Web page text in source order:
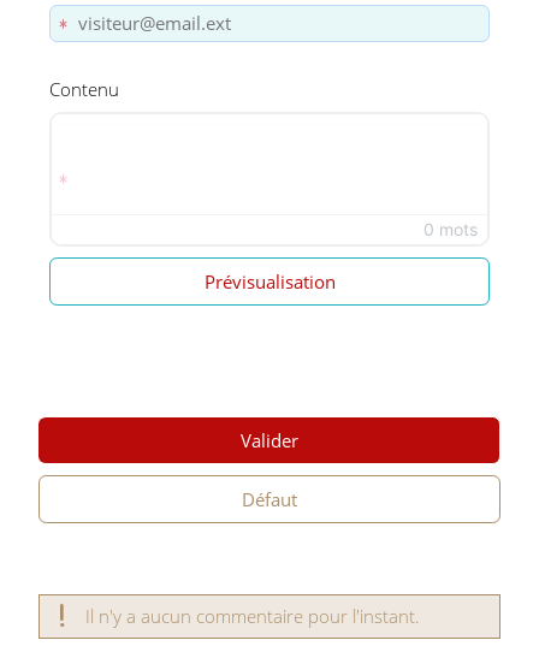
Contenu
0 mots
Prévisualisation
Valider
Défaut
Il n'y a aucun commentaire pour l'instant.